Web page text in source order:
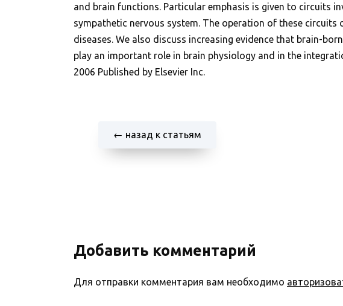
and brain functions. Particular emphasis is given to circuits
sympathetic nervous system. The operation of these
diseases. We also discuss increasing evidence that brain-
play an important role in brain physiology and in the
2006 Published by Elsevier Inc.
← назад к статьям
Добавить комментарий
Для отправки комментария вам необходимо